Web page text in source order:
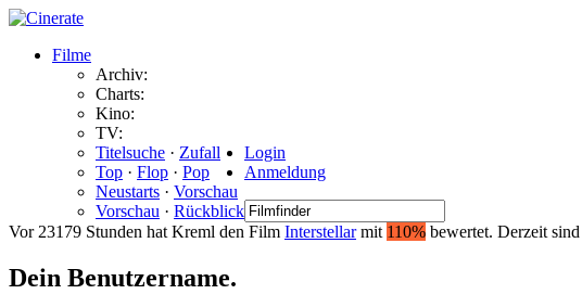
Filme
Archiv:
Charts:
Kino:
TV:
Titelsuche · Zufall
Top · Flop · Pop
Neustarts · Vorschau
Vorschau · Rückblick
Login
Anmeldung
Vor 23179 Stunden hat Kreml den Film Interstellarmit 110% bewertet. Derzeit sind
Dein Benutzername.